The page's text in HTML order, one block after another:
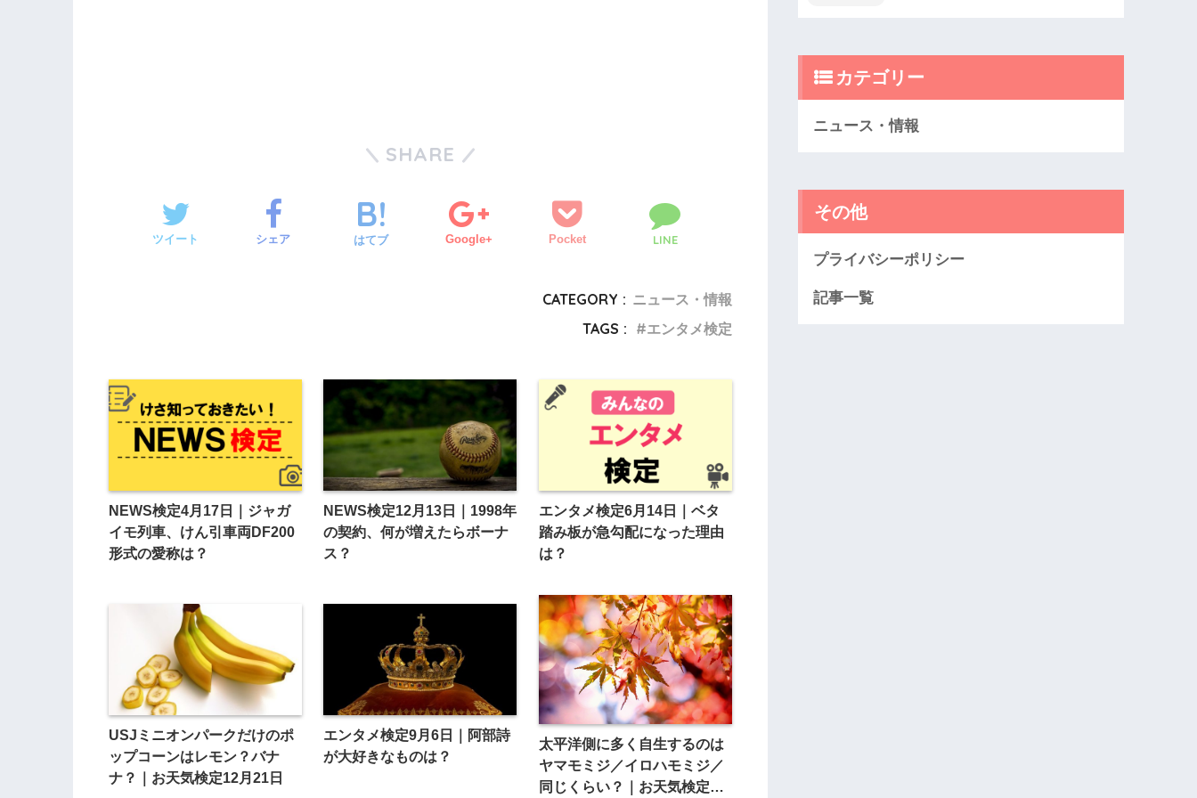
SHARE
ツイート シェア はてブ Google+ Pocket LINE
CATEGORY : ニュース・情報
TAGS :
エンタメ検定
NEWS検定4月17日｜ジャガ
イモ列車、けん引車両DF200
形式の愛称は？
NEWS検定12月13日｜1998年
の契約、何が増えたらボーナ
ス？
エンタメ検定6月14日｜ベタ
踏み板が急勾配になった理由
は？
USJミニオンパークだけのポ
ップコーンはレモン？バナ
ナ？｜お天気検定12月21日
エンタメ検定9月6日｜阿部詩
が大好きなものは？
太平洋側に多く自生するのは
ヤマモミジ／イロハモミジ／
同じくらい？｜お天気検定12
カテゴリー
ニュース・情報
その他
プライバシーポリシー
記事一覧